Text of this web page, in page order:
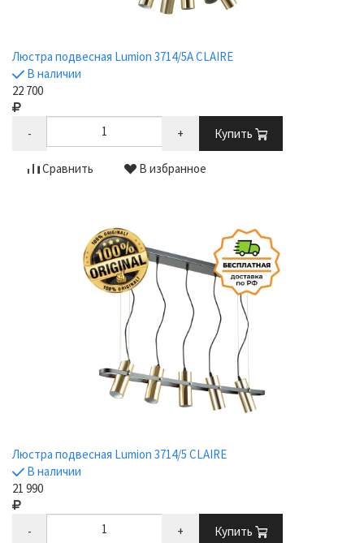
Люстра подвесная Lumion 3714/5A CLAIRE
В наличии
22 700
- + Купить
Сравнить В избранное
Люстра подвесная Lumion 3714/5 CLAIRE
В наличии
21 990
- + Купить